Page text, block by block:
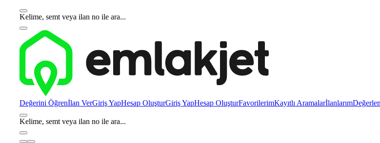
Kelime, semt veya ilan no ile ara...
Değerini Öğrenİlan VerGiriş YapHesap OluşturGiriş YapHesap OluşturFavorilerimKayıtlı Aramalarİlanlarım
Kelime, semt veya ilan no ile ara...